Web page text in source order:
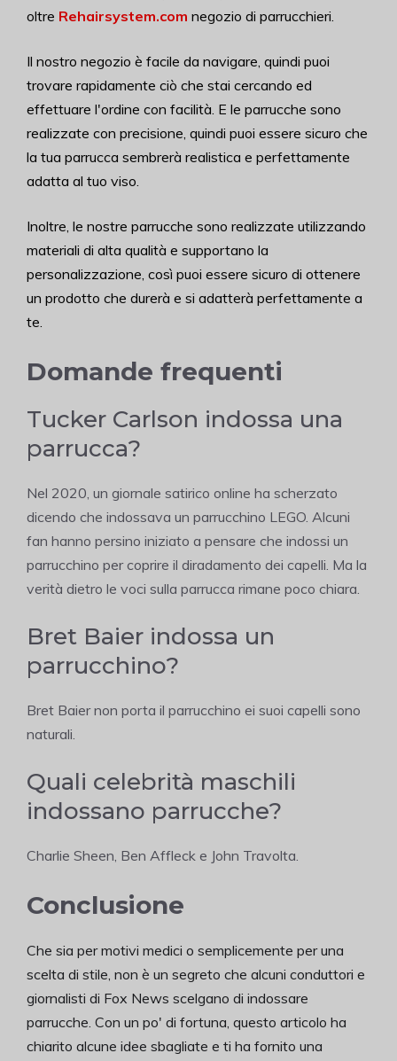
oltre Rehairsystem.com negozio di parrucchieri.
Il nostro negozio è facile da navigare, quindi puoi
trovare rapidamente ciò che stai cercando ed
effettuare l'ordine con facilità. E le parrucche sono
realizzate con precisione, quindi puoi essere sicuro che
la tua parrucca sembrerà realistica e perfettamente
adatta al tuo viso.
Inoltre, le nostre parrucche sono realizzate utilizzando
materiali di alta qualità e supportano la
personalizzazione, così puoi essere sicuro di ottenere
un prodotto che durerà e si adatterà perfettamente a
te.
Domande frequenti
Tucker Carlson indossa una
parrucca?
Nel 2020, un giornale satirico online ha scherzato
dicendo che indossava un parrucchino LEGO. Alcuni
fan hanno persino iniziato a pensare che indossi un
parrucchino per coprire il diradamento dei capelli. Ma la
verità dietro le voci sulla parrucca rimane poco chiara.
Bret Baier indossa un
parrucchino?
Bret Baier non porta il parrucchino ei suoi capelli sono
naturali.
Quali celebrità maschili
indossano parrucche?
Charlie Sheen, Ben Affleck e John Travolta.
Conclusione
Che sia per motivi medici o semplicemente per una
scelta di stile, non è un segreto che alcuni conduttori e
giornalisti di Fox News scelgano di indossare
parrucche. Con un po' di fortuna, questo articolo ha
chiarito alcune idee sbagliate e ti ha fornito una